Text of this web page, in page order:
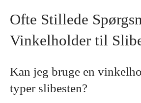
Ofte Stillede
Vinkelholder til
Kan jeg bruge en
typer slibesten?